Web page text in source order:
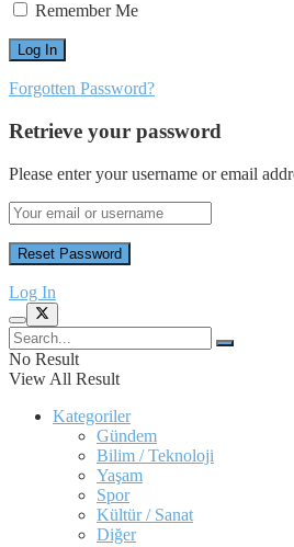
Remember Me
Forgotten Password?
Retrieve your password
Please enter your username or email
Log In
No Result
View All Result
Kategoriler
Gündem
Bilim / Teknoloji
Yaşam
Spor
Kültür / Sanat
Diğer